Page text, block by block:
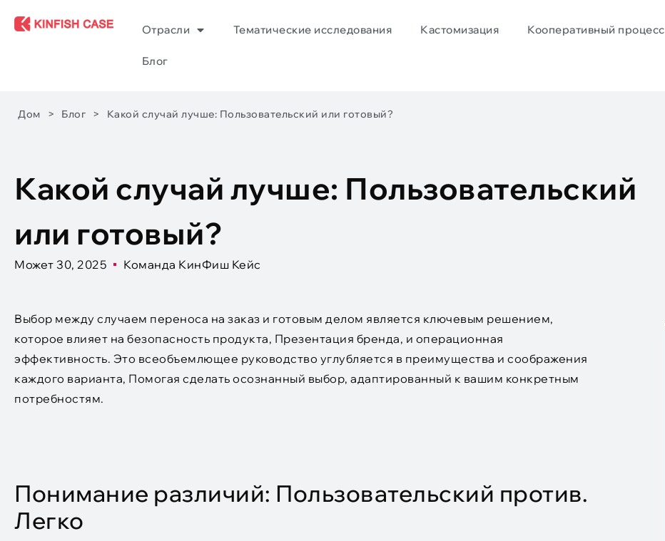
Отрасли Тематические исследования Кастомизация Кооперативный процесс
Блог
Дом > Блог > Какой случай лучше: Пользовательский или готовый?
Какой случай лучше: Пользовательский
или готовый?
Может 30, 2025 Команда КинФиш Кейс
Выбор между случаем переноса на заказ и готовым делом является ключевым решением,
которое влияет на безопасность продукта, Презентация бренда, и операционная
эффективность. Это всеобъемлющее руководство углубляется в преимущества и соображения
каждого варианта, Помогая сделать осознанный выбор, адаптированный к вашим конкретным
потребностям.
Понимание различий: Пользовательский против.
Легко